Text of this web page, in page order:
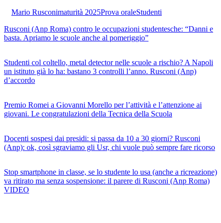
Mario Rusconimaturità 2025Prova oraleStudenti
Rusconi (Anp Roma) contro le occupazioni studentesche: “Danni e
basta. Apriamo le scuole anche al pomeriggio”
Studenti col coltello, metal detector nelle scuole a rischio? A Napoli
un istituto già lo ha: bastano 3 controlli l’anno. Rusconi (Anp)
d’accordo
Premio Romei a Giovanni Morello per l’attività e l’attenzione ai
giovani. Le congratulazioni della Tecnica della Scuola
Docenti sospesi dai presidi: si passa da 10 a 30 giorni? Rusconi
(Anp): ok, così sgraviamo gli Usr, chi vuole può sempre fare ricorso
Stop smartphone in classe, se lo studente lo usa (anche a ricreazione)
va ritirato ma senza sospensione: il parere di Rusconi (Anp Roma)
VIDEO